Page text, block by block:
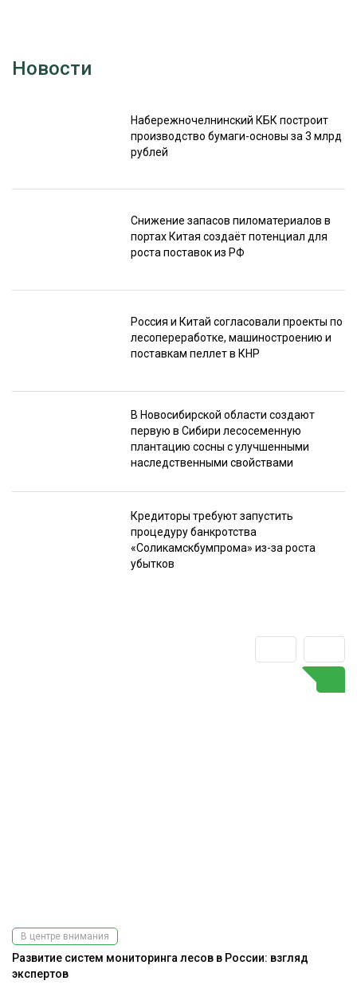
Новости
Набережночелнинский КБК построит
производство бумаги-основы за 3 млрд
рублей
Снижение запасов пиломатериалов в
портах Китая создаёт потенциал для
роста поставок из РФ
Россия и Китай согласовали проекты по
лесопереработке, машиностроению и
поставкам пеллет в КНР
В Новосибирской области создают
первую в Сибири лесосеменную
плантацию сосны с улучшенными
наследственными свойствами
Кредиторы требуют запустить
процедуру банкротства
«Соликамскбумпрома» из-за роста
убытков
В центре внимания
Развитие систем мониторинга лесов в России: взгляд
экспертов